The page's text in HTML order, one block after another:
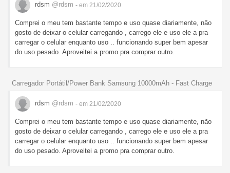
rdsm @rdsm - em 21/02/2020
Comprei o meu tem bastante tempo e uso quase diariamente, não
gosto de deixar o celular carregando , carrego ele e uso ele a pra
carregar o celular enquanto uso .. funcionando super bem apesar
do uso pesado. Aproveitei a promo pra comprar outro.
Carregador Portátil/Power Bank Samsung 10000mAh - Fast Charge
rdsm @rdsm - em 21/02/2020
Comprei o meu tem bastante tempo e uso quase diariamente, não
gosto de deixar o celular carregando , carrego ele e uso ele a pra
carregar o celular enquanto uso .. funcionando super bem apesar
do uso pesado. Aproveitei a promo pra comprar outro.